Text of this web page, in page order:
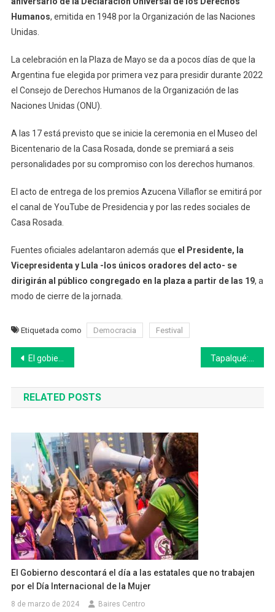
Humanos, emitida en 1948 por la Organización de las Naciones
Unidas.
La celebración en la Plaza de Mayo se da a pocos días de que la
Argentina fue elegida por primera vez para presidir durante 2022
el Consejo de Derechos Humanos de la Organización de las
Naciones Unidas (ONU).
A las 17 está previsto que se inicie la ceremonia en el Museo del
Bicentenario de la Casa Rosada, donde se premiará a seis
personalidades por su compromiso con los derechos humanos.
El acto de entrega de los premios Azucena Villaflor se emitirá por
el canal de YouTube de Presidencia y por las redes sociales de
Casa Rosada.
Fuentes oficiales adelantaron además que el Presidente, la
Vicepresidenta y Lula -los únicos oradores del acto- se
dirigirán al público congregado en la plaza a partir de las 19, a
modo de cierre de la jornada.
Etiquetada como Democracia Festival
Navegación
de
entradas
El gobierno provincial implementó el certificado de vacunación covid-19 a través aplicaciones móviles
RELATED POSTS
El Gobierno descontará el día a las estatales que no trabajen
por el Día Internacional de la Mujer
8 de marzo de 2024 Baires Centro